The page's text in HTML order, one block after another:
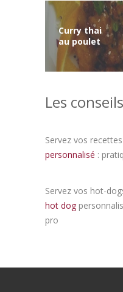
Curry thai
au poulet
Les
Servez vos
personnalisé :
Servez vos hot-
hot dog
pro